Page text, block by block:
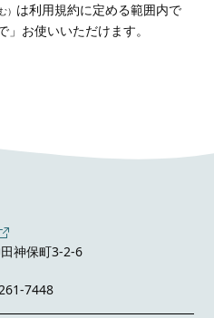
） は利用規約に定める範囲内で
お使いいただけます。
神保町3-2-6
7448